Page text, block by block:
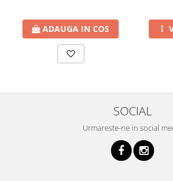
ADAUGA IN COS
SOCIAL
Urmareste-ne in social